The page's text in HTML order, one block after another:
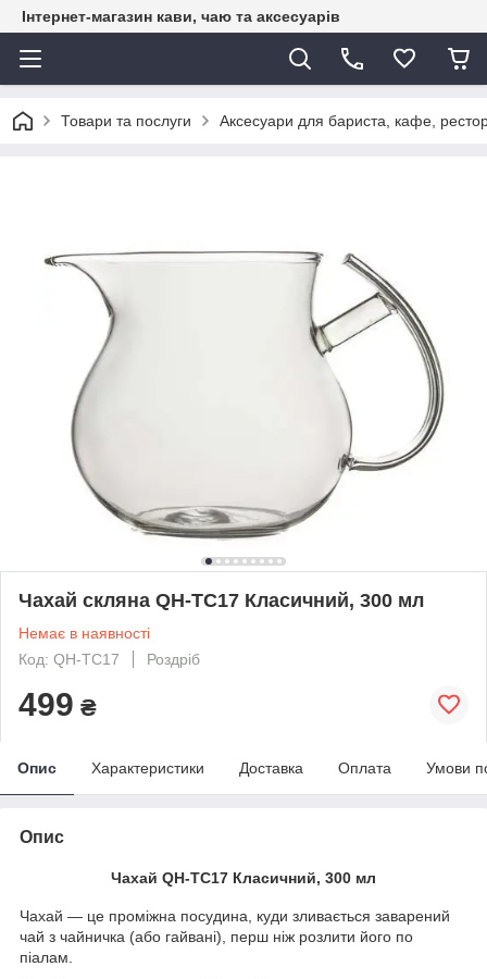
Інтернет-магазин кави, чаю та аксесуарів
Товари та послуги Аксесуари для бариста, кафе,
Чахай скляна QH-TC17 Класичний, 300 мл
Немає в наявності
Код: QH-TC17
Роздріб
499 ₴
Опис Характеристики Доставка Оплата Умови
Опис
Чахай QH-TC17 Класичний, 300 мл
Чахай — це проміжна посудина, куди зливається заварений
чай з чайничка (або гайвані), перш ніж розлити його по
піалам.